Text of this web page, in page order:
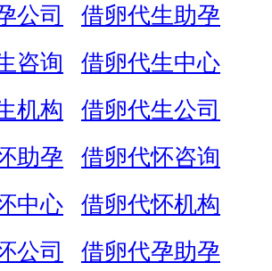
公司
借卵代生助孕
咨询
借卵代生中心
机构
借卵代生公司
助孕
借卵代怀咨询
中心
借卵代怀机构
公司
借卵代孕助孕